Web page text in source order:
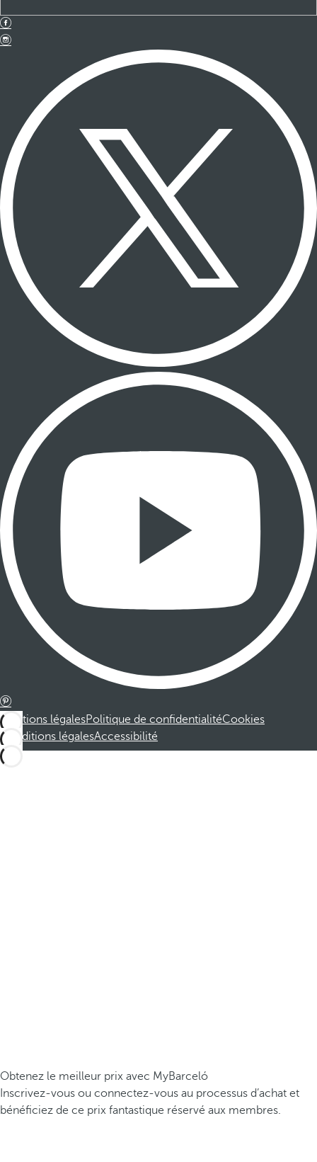
Mentions légalesPolitique de confidentialitéCookies
Conditions légalesAccessibilité
Obtenez le meilleur prix avec MyBarceló
Inscrivez-vous ou connectez-vous au processus d’achat et
bénéficiez de ce prix fantastique réservé aux membres.